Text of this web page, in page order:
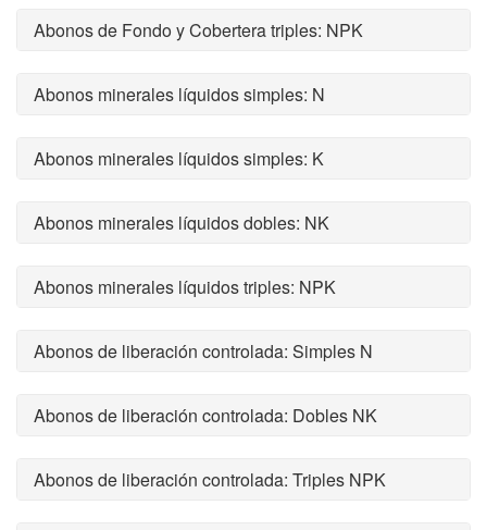
Abonos de Fondo y Cobertera triples: NPK
Abonos minerales líquidos simples: N
Abonos minerales líquidos simples: K
Abonos minerales líquidos dobles: NK
Abonos minerales líquidos triples: NPK
Abonos de liberación controlada: Simples N
Abonos de liberación controlada: Dobles NK
Abonos de liberación controlada: Triples NPK